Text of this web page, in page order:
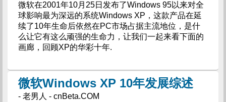
微软在2001年10月25日发布了Windows 95以来对全
球影响最为深远的系统Windows XP，这款产品在延
续了10年生命后依然在PC市场占据主流地位，是什
么让它有这么顽强的生命力，让我们一起来看下面的
画廊，回顾XP的华彩十年.
微软Windows XP 10年发展综述
- 老男人 - cnBeta.COM